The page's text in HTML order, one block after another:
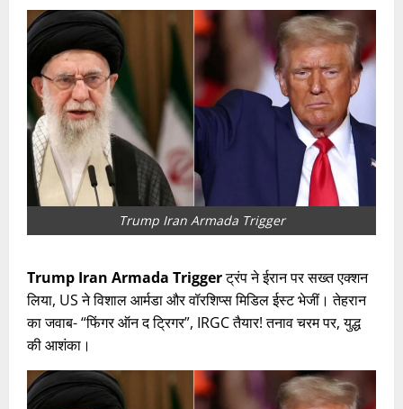
Trump Iran Armada Trigger
Trump Iran Armada Triggerट्रंप ने ईरान पर सख्त एक्शन
लिया, US ने विशाल आर्मडा और वॉरशिप्स मिडिल ईस्ट भेजीं। तेहरान
का जवाब- “फिंगर ऑन द ट्रिगर”, IRGC तैयार! तनाव चरम पर, युद्ध
की आशंका।